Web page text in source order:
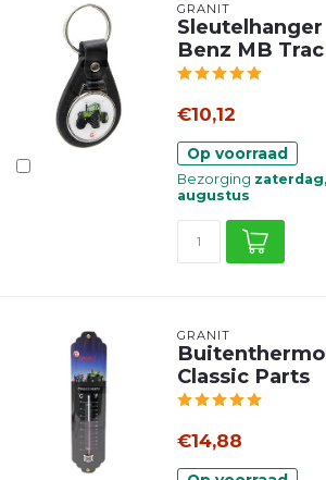
GRANIT
Benz MB Trac
€10,12
Op voorraad
Bezorging
augustus
GRANIT
Classic Parts
€14,88